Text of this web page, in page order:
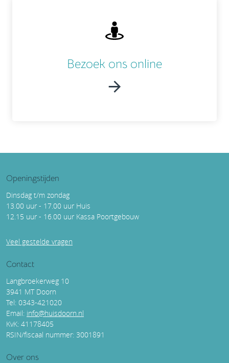
Bezoek ons online
Openingstijden
Dinsdag t/m zondag
13.00 uur - 17.00 uur Huis
12.15 uur - 16.00 uur Kassa Poortgebouw
Veel gestelde vragen
Contact
Langbroekerweg 10
3941 MT Doorn
Tel: 0343-421020
Email: info@huisdoorn.nl
KvK: 41178405
RSIN/fiscaal nummer: 3001891
Over ons